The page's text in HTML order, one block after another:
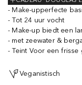
Make-upperfecte
Tot 24 uur vocht
Make-up biedt een
met zeewater &
Teint Voor een frisse
Veganistisch